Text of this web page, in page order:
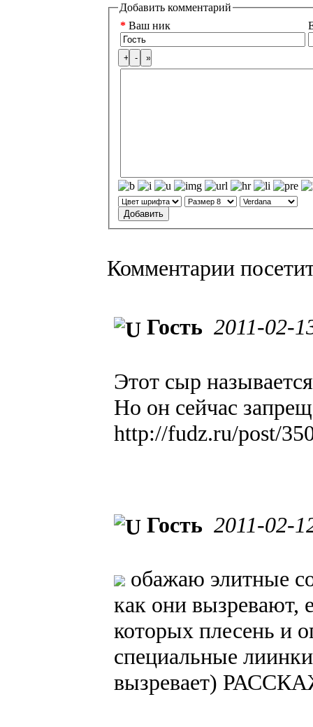
Добавить комментарий
* Ваш ник
Комментарии
Гость 2011-02-
Этот сыр
Но он сейчас
http://fudz.ru/post/
Гость 2011-02-
обажаю элитные
как они вызревают,
которых плесень и
специальные
вызревает)